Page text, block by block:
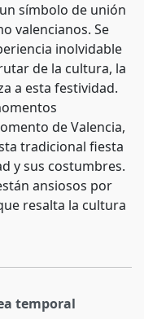
símbolo de unión
valencianos. Se
inolvidable
de la cultura, la
a esta festividad.
de Valencia,
tradicional fiesta
y sus costumbres.
ansiosos por
resalta la cultura
temporal